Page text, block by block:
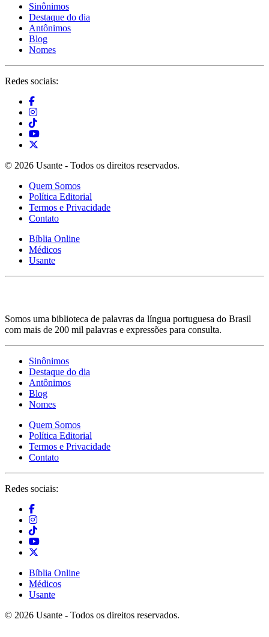
Sinônimos
Destaque do dia
Antônimos
Blog
Nomes
Redes sociais:
© 2026 Usante - Todos os direitos reservados.
Quem Somos
Política Editorial
Termos e Privacidade
Contato
Bíblia Online
Médicos
Usante
Somos uma biblioteca de palavras da língua portuguesa do Brasil
com mais de 200 mil palavras e expressões para consulta.
Sinônimos
Destaque do dia
Antônimos
Blog
Nomes
Quem Somos
Política Editorial
Termos e Privacidade
Contato
Redes sociais:
Bíblia Online
Médicos
Usante
© 2026 Usante - Todos os direitos reservados.